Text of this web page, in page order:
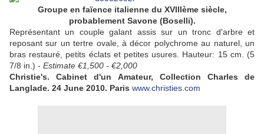
Groupe en faïence italienne du XVIIIème siècle,
probablement Savone (Boselli).
Représentant un couple galant assis sur un tronc d'arbre et
reposant sur un tertre ovale, à décor polychrome au naturel, un
bras restauré, petits éclats et petites usures. Hauteur: 15 cm. (5
7/8 in.) - Estimate €1,500 - €2,000
Christie's. Cabinet d'un Amateur, Collection Charles de
Langlade. 24 June 2010. Paris www.christies.com